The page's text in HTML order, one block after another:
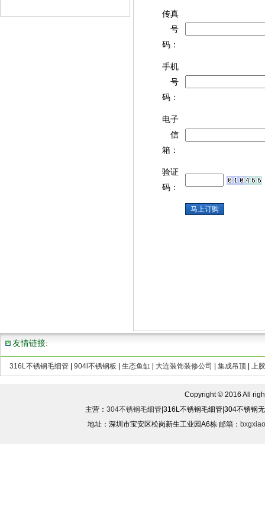
传真
号
码：
手机
号
码：
电子
信
箱：
验证
码：
友情链接:
316L不锈钢毛细管| 904l不锈钢板 生态鱼缸| 大连装饰装修公司 集成吊顶| 上
Copyright © 2016 All
主营： 304不锈钢毛细管|316L不锈钢毛细管|304不锈钢
地址：深圳市宝安区松岗新生工业园A6栋 邮箱：